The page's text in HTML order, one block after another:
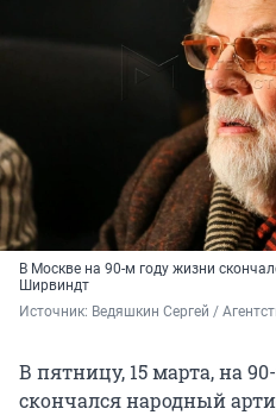
В Москве на 90-м году жизни
Ширвиндт
Источник: Ведяшкин Сергей /
В пятницу, 15 марта, на
скончался народный